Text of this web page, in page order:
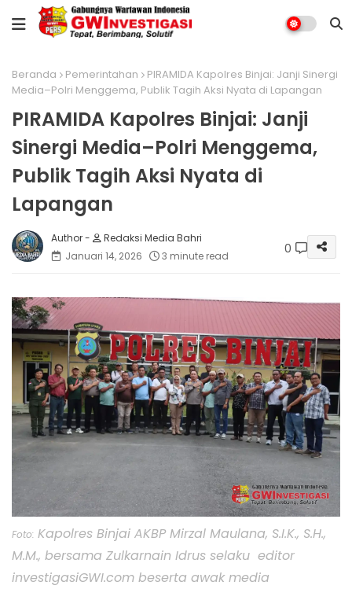
Beranda Pemerintahan
PIRAMIDA Kapolres Binjai: Janji Sinergi
Media–Polri Menggema, Publik Tagih Aksi Nyata di Lapangan
PIRAMIDA Kapolres Binjai: Janji
Sinergi Media–Polri Menggema,
Publik Tagih Aksi Nyata di
Lapangan
Redaksi Media Bahri
Januari 14, 2026
3 minute read 0
Foto: Kapolres Binjai AKBP Mirzal Maulana, S.I.K., S.H.,
M.M., bersama Zulkarnain Idrus selaku editor
investigasiGWI.com beserta awak media